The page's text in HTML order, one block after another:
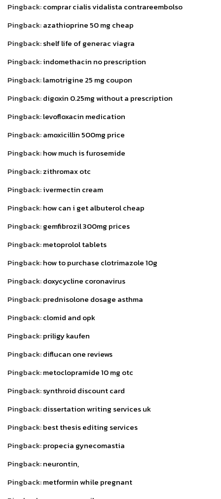
Pingback:comprar cialis vidalista contrareembolso
Pingback:azathioprine 50 mg cheap
Pingback:shelf life of generac viagra
Pingback:indomethacin no prescription
Pingback:lamotrigine 25 mg coupon
Pingback:digoxin 0.25mg without a prescription
Pingback:levofloxacin medication
Pingback:amoxicillin 500mg price
Pingback:how much is furosemide
Pingback:zithromax otc
Pingback:ivermectin cream
Pingback:how can i get albuterol cheap
Pingback:gemfibrozil 300mg prices
Pingback:metoprolol tablets
Pingback:how to purchase clotrimazole 10g
Pingback:doxycycline coronavirus
Pingback:prednisolone dosage asthma
Pingback:clomid and opk
Pingback:priligy kaufen
Pingback:diflucan one reviews
Pingback:metoclopramide 10 mg otc
Pingback:synthroid discount card
Pingback:dissertation writing services uk
Pingback:best thesis editing services
Pingback:propecia gynecomastia
Pingback:neurontin,
Pingback:metformin while pregnant